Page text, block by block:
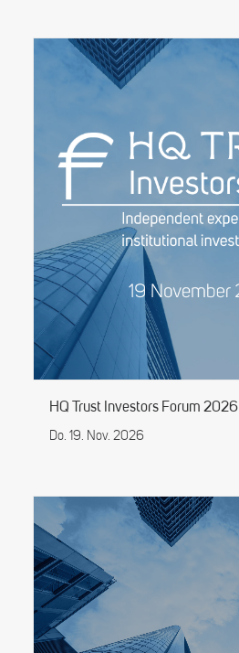
HQ Trust Investors Forum 2026
Do. 19. Nov. 2026